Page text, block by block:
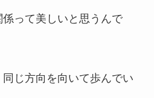
って美しいと思うんで
じ方向を向いて歩んでい